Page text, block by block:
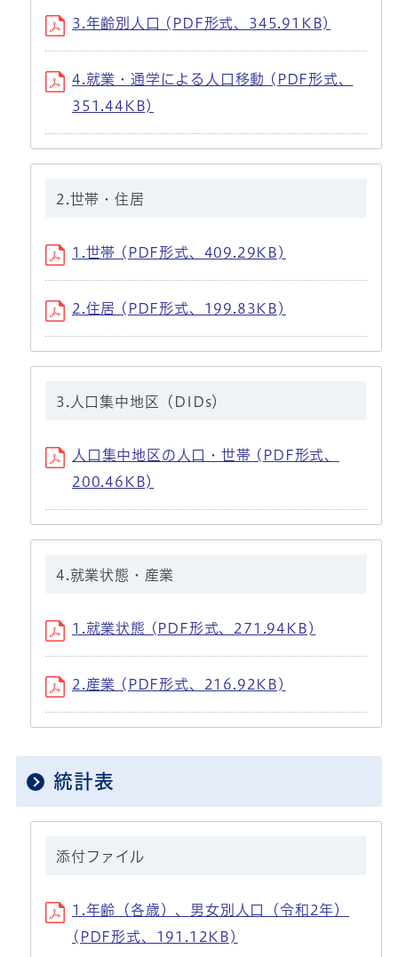
3.年齢別人口 (PDF形式、345.91KB)
4.就業・通学による人口移動 (PDF形式、
351.44KB)
2.世帯・住居
1.世帯 (PDF形式、409.29KB)
2.住居 (PDF形式、199.83KB)
3.人口集中地区（DIDs）
人口集中地区の人口・世帯 (PDF形式、
200.46KB)
4.就業状態・産業
1.就業状態 (PDF形式、271.94KB)
2.産業 (PDF形式、216.92KB)
統計表
添付ファイル
1.年齢（各歳）、男女別人口（令和2年）
(PDF形式、191.12KB)